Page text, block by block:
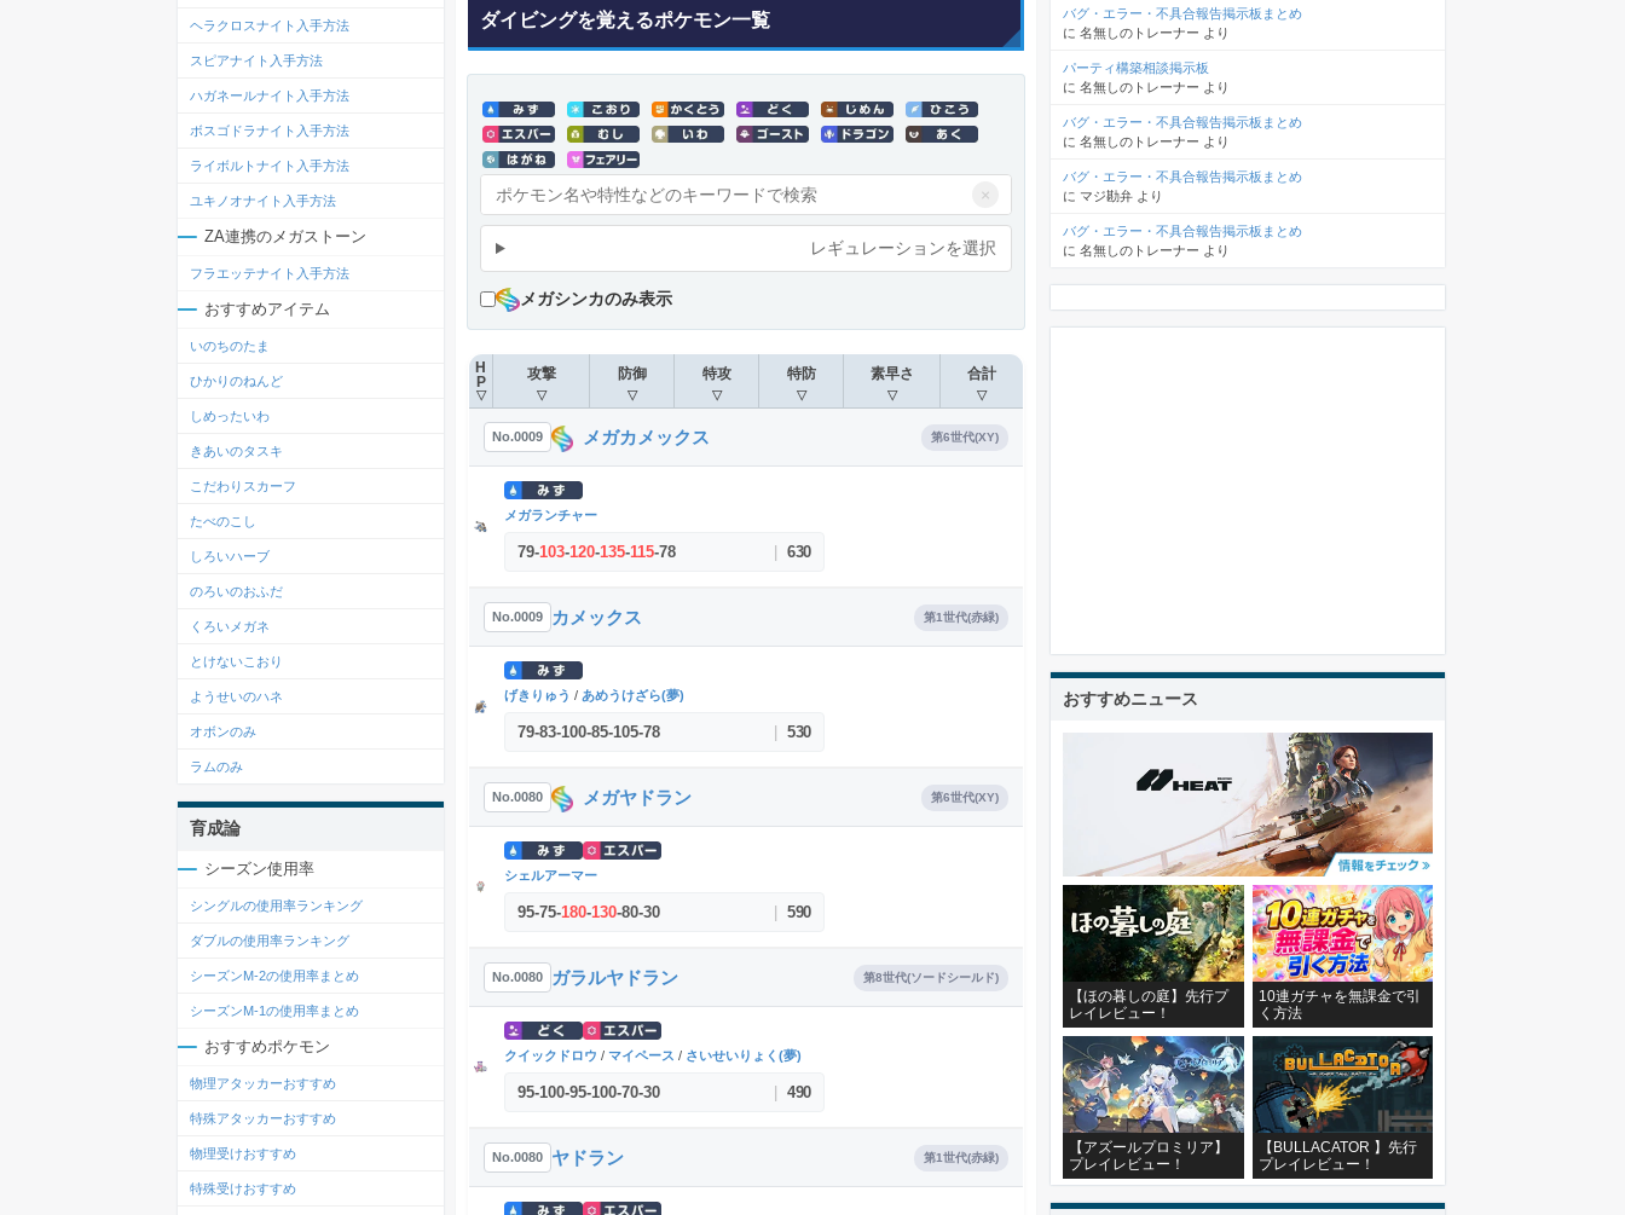
ダイビングを覚えるポケモン一覧
×
レギュレーションを選択
メガシンカのみ表示
H
P
▽
攻撃
▽
防御
▽
特攻
▽
特防
▽
素早さ
▽
合計
▽
No.0009 メガカメックス 第6世代(XY)
メガランチャー
79-103-120-135-115-78 630
No.0009 カメックス 第1世代(赤緑)
げきりゅう / あめうけざら(夢)
79-83-100-85-105-78 530
No.0080 メガヤドラン 第6世代(XY)
シェルアーマー
95-75-180-130-80-30 590
No.0080 ガラルヤドラン 第8世代(ソードシールド)
クイックドロウ / マイペース / さいせいりょく(夢)
95-100-95-100-70-30 490
No.0080 ヤドラン 第1世代(赤緑)
ヘラクロスナイト入手方法
スピアナイト入手方法
ハガネールナイト入手方法
ボスゴドラナイト入手方法
ライボルトナイト入手方法
ユキノオナイト入手方法
ZA連携のメガストーン
フラエッテナイト入手方法
おすすめアイテム
いのちのたま
ひかりのねんど
しめったいわ
きあいのタスキ
こだわりスカーフ
たべのこし
しろいハーブ
のろいのおふだ
くろいメガネ
とけないこおり
ようせいのハネ
オボンのみ
ラムのみ
育成論
シーズン使用率
シングルの使用率ランキング
ダブルの使用率ランキング
シーズンM-2の使用率まとめ
シーズンM-1の使用率まとめ
おすすめポケモン
物理アタッカーおすすめ
特殊アタッカーおすすめ
物理受けおすすめ
特殊受けおすすめ
バグ・エラー・不具合報告掲示板まとめ
に 名無しのトレーナー より
パーティ構築相談掲示板
に 名無しのトレーナー より
バグ・エラー・不具合報告掲示板まとめ
に 名無しのトレーナー より
バグ・エラー・不具合報告掲示板まとめ
に マジ勘弁 より
バグ・エラー・不具合報告掲示板まとめ
に 名無しのトレーナー より
おすすめニュース
【ほの暮しの庭】先行プ
レイレビュー！
10連ガチャを無課金で引
く方法
【アズールプロミリア】
プレイレビュー！
【BULLACATOR 】先行
プレイレビュー！